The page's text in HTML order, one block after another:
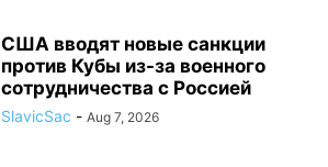
США вводят новые санкции
против Кубы из-за военного
сотрудничества с Россией
SlavicSac - Aug 7, 2026